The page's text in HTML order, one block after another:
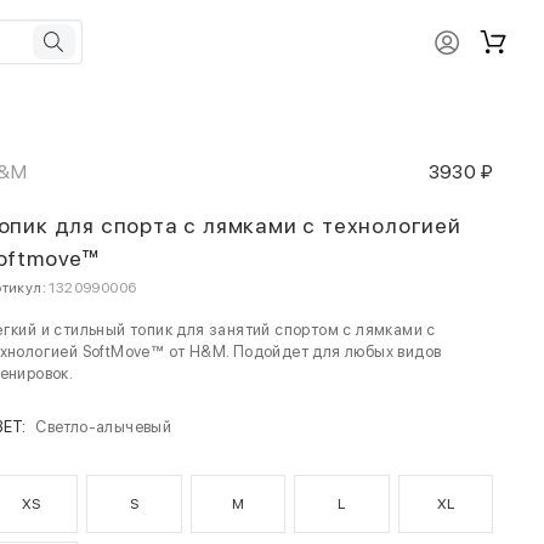
3930 ₽
для спорта с лямками с технологией
1320990006
и стильный топик для занятий спортом с лямками с
SoftMove™ от H&M. Подойдет для любых видов
Светло-алычевый
XS S M L XL